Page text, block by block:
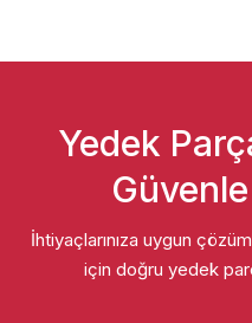
Yedek
Güvenle
İhtiyaçlarınıza uygun
için doğru yedek